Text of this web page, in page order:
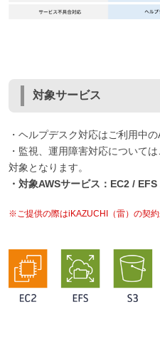
対象サービス
・ヘルプデスク対応はご利用中
・監視、運用障害対応について
対象となります。
・対象AWSサービス：EC2 /
※ご提供の際はiKAZUCHI（雷）の契約